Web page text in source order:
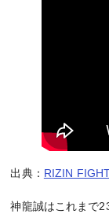
出典： RIZIN
神龍誠はこれまで